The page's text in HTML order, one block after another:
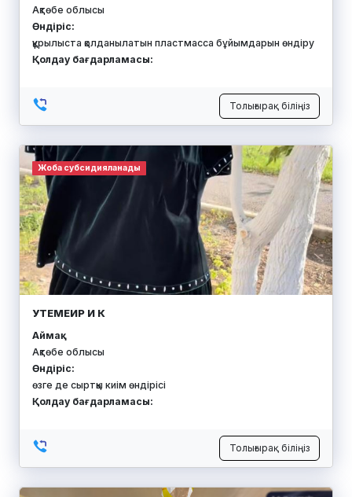
Ақтөбе облысы
Өндіріс:
құрылыста қолданылатын пластмасса бұйымдарын өндіру
Қолдау бағдарламасы:
Толығырақ біліңіз
Жоба субсидияланады
УТЕМЕИР И К
Аймақ:
Ақтөбе облысы
Өндіріс:
өзге де сыртқы киім өндірісі
Қолдау бағдарламасы:
Толығырақ біліңіз